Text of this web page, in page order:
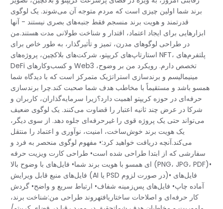
برند شما اولین چیزی است که مردم متوجه آن می‌شوند. یک لوگوی
قدرتمند و هویت برند منسجم فقط جنبه‌های بصری نیستند - آنها
ابزارهایی برای ایجاد اعتماد، اقتدار و شناخت طولانی مدت هستند.من
در طراحی لوگوهای مدرن، تمیز و تأثیرگذار، به طور خاص برای
استارتاپ‌های کریپتو، شرکت‌های بلاکچین، پروژه‌های NFT، پلتفرم‌های
DeFi و کسب‌وکارهای Web3 تخصص دارم. رویکرد من بر وضوح،
مینیمالیسم و ​​برندسازی استراتژیک متمرکز است که با دیدگاه شما
همسو باشد و مستقیماً با مخاطب هدف شما صحبت کند.چرا برندسازی
حرفه‌ای در حوزه کریپتو اهمیت دارد؟زیرا سرمایه‌گذاران، کاربران و
شرکا در عرض چند ثانیه اعتبار را قضاوت می‌کنند. یک لوگوی ضعیف
می‌تواند حتی یک پروژه قوی را غیرحرفه‌ای جلوه دهد. از سوی دیگر،
یک هویت برند خوش‌ساخت، امنیت، نوآوری و اعتماد را منتقل
می‌کند.آنچه دریافت خواهید کرد:• مفهوم لوگوی منحصر به فرد و
سفارشی که از ابتدا طراحی شده است• طراحی کارت ویزیت حرفه
ای همسو با هویت برند شما• فایل‌های با وضوح بالا (PNG، JPG، PDF)•
فایل‌های منبع قابل ویرایش (AI یا PSD در صورت لزوم)• فایل‌های
آماده چاپ• فایل‌های پس‌زمینه شفاف• ارتباط سریع و واضح• گردش
کار حرفه‌ای و اصلاحات ساختاریافتهروند طراحی من:شناخت برند،